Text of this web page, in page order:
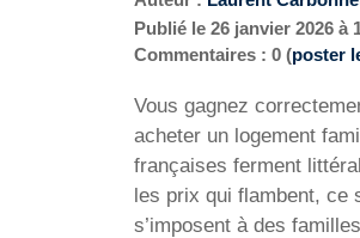
Publié le 26 janvier 2026 à
Commentaires : 0 (poster
Vous gagnez
acheter un logement
françaises ferment
les prix qui flambent, ce
s’imposent à des